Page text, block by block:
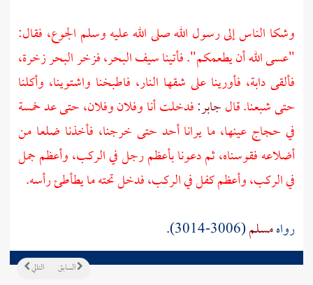
وشكا الناس إلى رسول الله صلى الله عليه وسلم الجوع، فقال:
"عسى الله أن يطعمكم". فأتينا سيف البحر، فزخر البحر زخرة،
فألقى دابة، فأورينا على شقها النار، فاطبخنا واشتوينا، وأكلنا
حتى شبعنا. قالجابر:فدخلت أنا وفلان وفلان، حتى عد خمسة
في حجاج عينها، ما يرانا أحد حتى خرجنا، فأخذنا ضلعا من
أضلاعه فقوسناه، ثم دعونا بأعظم رجل في الركب، وأعظم جمل
في الركب، وأعظم كفل في الركب، فدخل تحته ما يطأطئ رأسه.
رواهمسلم(3006-3014).
التالي السابق